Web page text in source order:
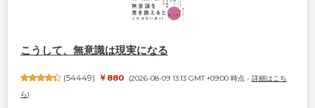
こうして、無意識は現実になる
(54449) ￥880 (2026-08-09 13:13 GMT +09:00 時点 - 詳細はこち
ら)